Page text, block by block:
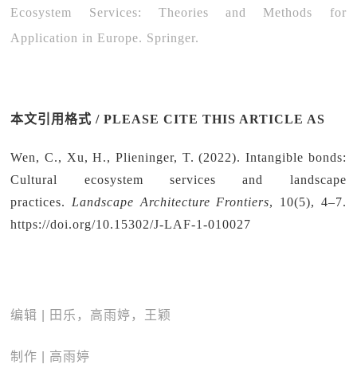
Ecosystem Services: Theories and Methods for
Application in Europe. Springer.
本文引用格式 / PLEASE CITE THIS ARTICLE AS
Wen, C., Xu, H., Plieninger, T. (2022). Intangible bonds:
Cultural ecosystem services and landscape
practices. Landscape Architecture Frontiers, 10(5), 4‒7.
https://doi.org/10.15302/J-LAF-1-010027
编辑 | 田乐，高雨婷，王颖
制作 | 高雨婷